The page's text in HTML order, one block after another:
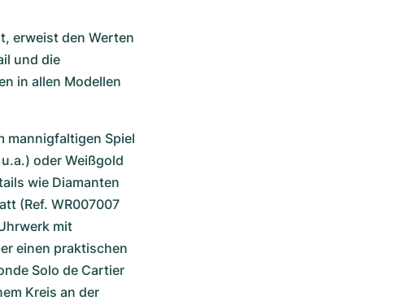
erweist den Werten
und die
in allen Modellen
mannigfaltigen Spiel
oder Weißgold
wie Diamanten
(Ref. WR007007
mit
einen praktischen
Solo de Cartier
Kreis an der